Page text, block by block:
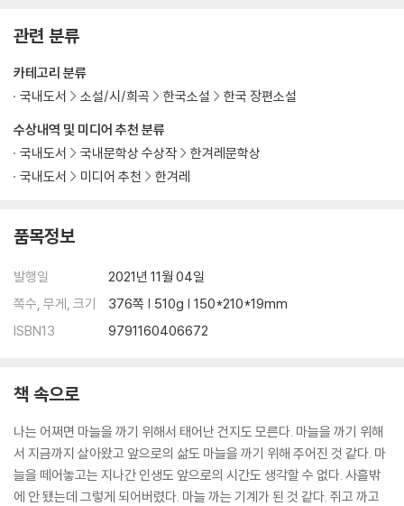
관련 분류
수상내역 및 미디어 추천 분류
국내도서
국내문학상 수상작
한겨레문학상
국내도서
미디어 추천 한겨레
카테고리 분류
국내도서
소설/시/희곡 한국소설 한국 장편소설
품목정보
발행일
2021년 11월 04일
쪽수, 무게, 크기
376쪽 | 510g | 150*210*19mm
ISBN13
9791160406672
책 속으로
나는 어쩌면 마늘을 까기 위해서 태어난 건지도 모른다. 마늘을 까기 위해
서 지금까지 살아왔고 앞으로의 삶도 마늘을 까기 위해 주어진 것 같다. 마
늘을 떼어놓고는 지나간 인생도 앞으로의 시간도 생각할 수 없다. 사흘밖
에 안 됐는데 그렇게 되어버렸다. 마늘 까는 기계가 된 것 같다. 쥐고 까고